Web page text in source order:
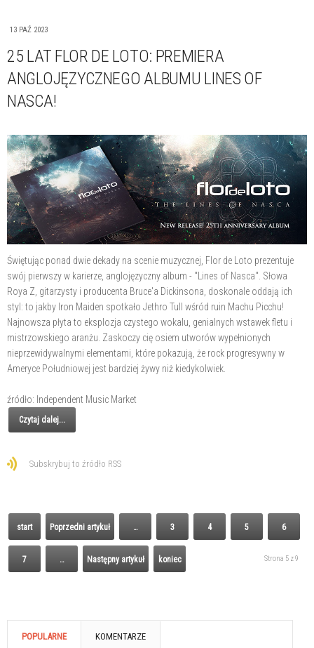
13 PAŹ 2023
25 LAT FLOR DE LOTO: PREMIERA
ANGLOJĘZYCZNEGO ALBUMU LINES OF
NASCA!
Świętując ponad dwie dekady na scenie muzycznej, Flor de Loto prezentuje
swój pierwszy w karierze, anglojęzyczny album - "Lines of Nasca". Słowa
Roya Z, gitarzysty i producenta Bruce'a Dickinsona, doskonale oddają ich
styl: to jakby Iron Maiden spotkało Jethro Tull wśród ruin Machu Picchu!
Najnowsza płyta to eksplozja czystego wokalu, genialnych wstawek fletu i
mistrzowskiego aranżu. Zaskoczy cię osiem utworów wypełnionych
nieprzewidywalnymi elementami, które pokazują, że rock progresywny w
Ameryce Południowej jest bardziej żywy niż kiedykolwiek.
źródło: Independent Music Market
Czytaj dalej...
Subskrybuj to źródło RSS
start Poprzedni artykuł … 3 4 5 6
7 … Następny artykuł koniec Strona 5 z 9
POPULARNE KOMENTARZE